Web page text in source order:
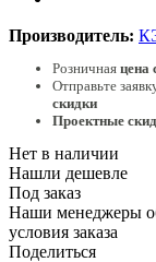
Производитель:
Розничная цена
Отправьте
скидки
Проектные
Нет в наличии
Нашли дешевле
Под заказ
Наши менеджеры
условия заказа
Поделиться